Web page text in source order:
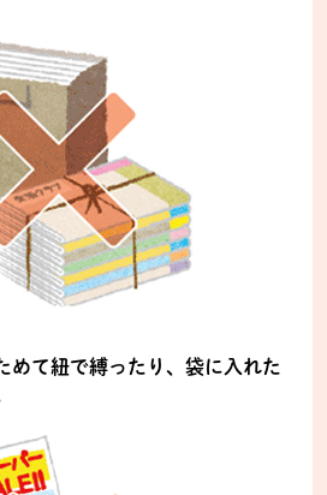
めて紐で縛ったり、袋に入れた